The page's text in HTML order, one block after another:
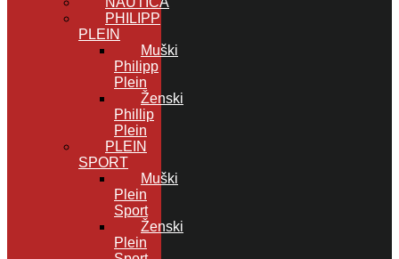
PHILIPP
PLEIN
Muški
Philipp
Plein
Ženski
Phillip
Plein
PLEIN
SPORT
Muški
Plein
Sport
Ženski
Plein